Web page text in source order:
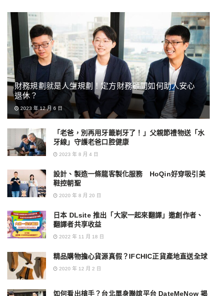
財務規劃就是人生規劃！定方財務顧問如何助人安心
退休？
2023 年 12 月 6 日
「老爸，別再用牙籤剃牙了！」父親節禮物送「水
牙線」守護老爸口腔健康
2023 年 8 月 4 日
設計、製造一條龍客製化服務 HoQin好穿吸引美
鞋控朝聖
2020 年 8 月 20 日
日本 DLsite 推出「大家一起來翻譯」邀創作者、
翻譯者共享收益
2022 年 11 月 18 日
精品購物擔心貨源真假？IFCHIC正貨產地直送全球
2020 年 12 月 2 日
如何看出槍手？台北單身聯誼平台 DateMeNow 揭